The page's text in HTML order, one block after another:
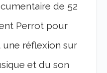
de 52
Perrot pour
une réflexion sur
et du son